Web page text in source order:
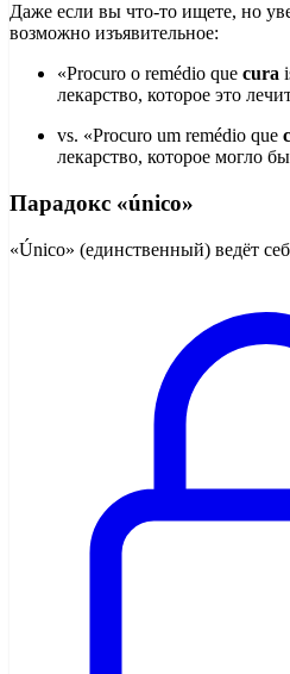
Даже если вы что-то ищете, но
возможно изъявительное:
«Procuro o remédio que cura
лекарство, которое это
vs. «Procuro um remédio que
лекарство, которое могло
Парадокс «único»
«Único» (единственный) ведёт